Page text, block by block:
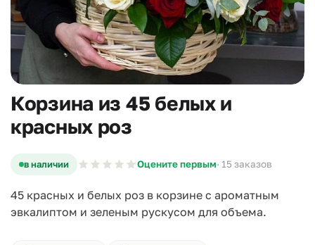
Корзина из 45 белых и
красных роз
в наличии Оцените первым· 15 заказов
45 красных и белых роз в корзине с ароматным
эвкалиптом и зеленым рускусом для объема.